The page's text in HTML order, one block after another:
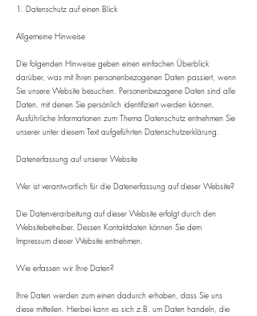
1. Datenschutz auf einen Blick
Allgemeine Hinweise
Die folgenden Hinweise geben einen einfachen Überblick
darüber, was mit Ihren personenbezogenen Daten passiert, wenn
Sie unsere Website besuchen. Personenbezogene Daten sind alle
Daten, mit denen Sie persönlich identifiziert werden können.
Ausführliche Informationen zum Thema Datenschutz entnehmen Sie
unserer unter diesem Text aufgeführten Datenschutzerklärung.
​Datenerfassung auf unserer Website
Wer ist verantwortlich für die Datenerfassung auf dieser Website?
Die Datenverarbeitung auf dieser Website erfolgt durch den
Websitebetreiber. Dessen Kontaktdaten können Sie dem
Impressum dieser Website entnehmen.
Wie erfassen wir Ihre Daten?
Ihre Daten werden zum einen dadurch erhoben, dass Sie uns
diese mitteilen. Hierbei kann es sich z.B. um Daten handeln, die